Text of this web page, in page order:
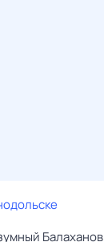
Балаханов